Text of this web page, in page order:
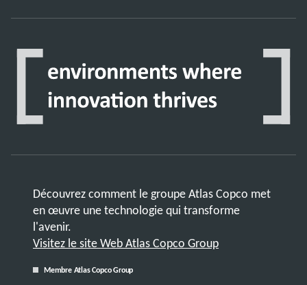
Découvrez comment le groupe Atlas Copco met
en œuvre une technologie qui transforme
l'avenir.
Visitez le site Web Atlas Copco Group
Membre Atlas Copco Group